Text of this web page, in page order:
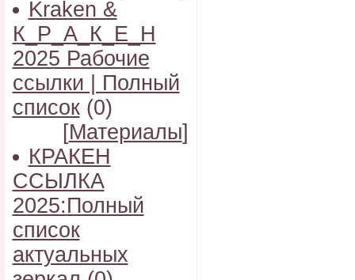
Kraken &
К_Р_А_К_Е_Н
2025 Рабочие
ссылки | Полный
список (0)
[Материалы]
КРАКЕН
ССЫЛКА
2025:Полный
список
актуальных